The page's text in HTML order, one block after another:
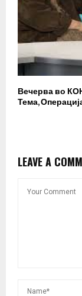
Вечерва во
Тема,
LEAVE A